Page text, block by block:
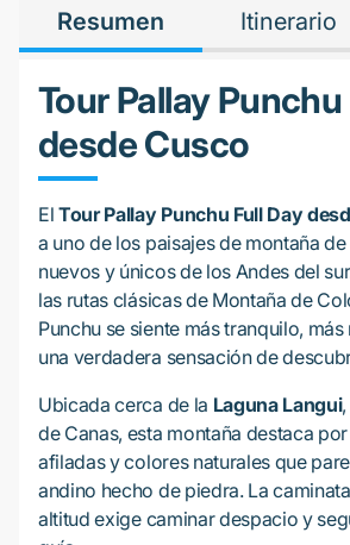
Resumen Itinerario
Tour Pallay Punchu
desde Cusco
ElTour Pallay Punchu Full Day
a uno de los paisajes de montaña
nuevos y únicos de los Andes del
las rutas clásicas de Montaña de
Punchu se siente más tranquilo,
una verdadera sensación de
Ubicada cerca de la Laguna Langui
de Canas, esta montaña destaca
afiladas y colores naturales que
andino hecho de piedra. La
altitud exige caminar despacio y